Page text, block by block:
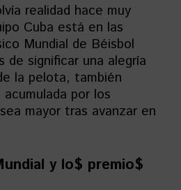
realidad hace muy
Cuba está en las
Mundial de Béisbol
de significar una alegría
la pelota, también
por los
mayor tras avanzar en
y lo$ premio$